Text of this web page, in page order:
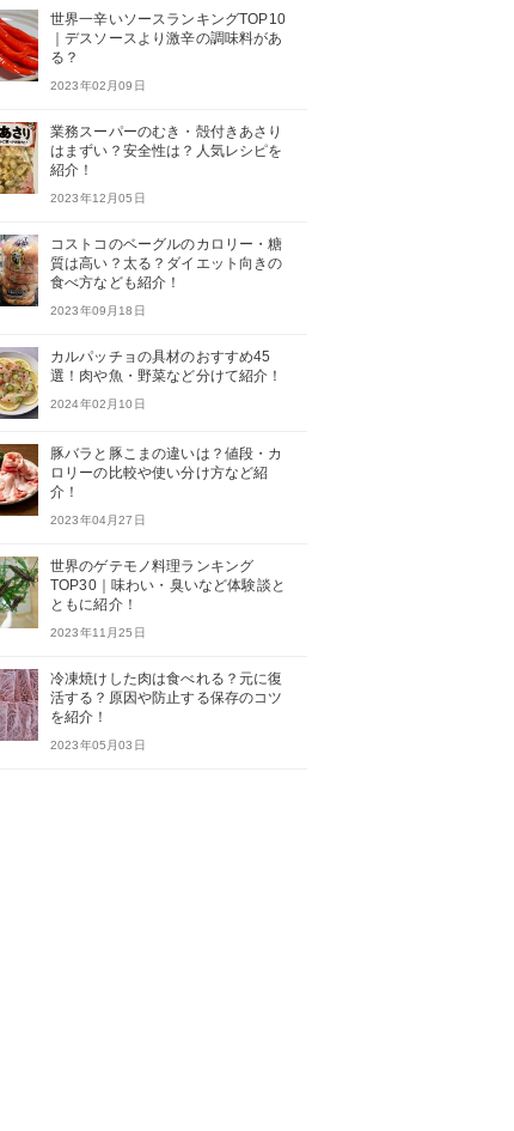
世界一辛いソースランキングTOP10
｜デスソースより激辛の調味料があ
る？
2023年02月09日
業務スーパーのむき・殻付きあさり
はまずい？安全性は？人気レシピを
紹介！
2023年12月05日
コストコのベーグルのカロリー・糖
質は高い？太る？ダイエット向きの
食べ方なども紹介！
2023年09月18日
カルパッチョの具材のおすすめ45
選！肉や魚・野菜など分けて紹介！
2024年02月10日
豚バラと豚こまの違いは？値段・カ
ロリーの比較や使い分け方など紹
介！
2023年04月27日
世界のゲテモノ料理ランキング
TOP30｜味わい・臭いなど体験談と
ともに紹介！
2023年11月25日
冷凍焼けした肉は食べれる？元に復
活する？原因や防止する保存のコツ
を紹介！
2023年05月03日